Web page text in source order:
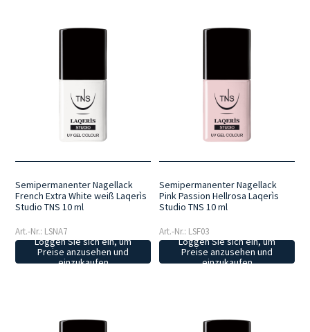
Semipermanenter Nagellack
French Extra White weiß Laqerìs
Studio TNS 10 ml
Art.-Nr.: LSNA7
Loggen Sie sich ein, um
Preise anzusehen und
einzukaufen
Semipermanenter Nagellack
Pink Passion Hellrosa Laqerìs
Studio TNS 10 ml
Art.-Nr.: LSF03
Loggen Sie sich ein, um
Preise anzusehen und
einzukaufen